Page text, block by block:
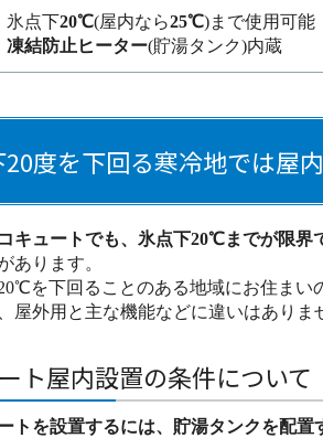
氷点下20℃(屋内なら25℃)まで使用可能
凍結防止ヒーター(貯湯タンク)内蔵
度を下回る寒冷地では屋
キュートでも、氷点下20℃までが限界
あります。
を下回ることのある地域にお住ま
屋外用と主な機能などに違いはありま
ト屋内設置の条件について
トを設置するには、貯湯タンクを配置